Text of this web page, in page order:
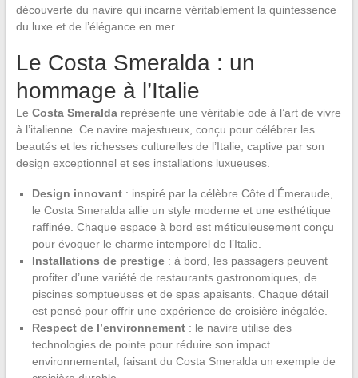
découverte du navire qui incarne véritablement la quintessence
du luxe et de l’élégance en mer.
Le Costa Smeralda : un
hommage à l’Italie
Le Costa Smeraldareprésente une véritable ode à l’art de vivre
à l’italienne. Ce navire majestueux, conçu pour célébrer les
beautés et les richesses culturelles de l’Italie, captive par son
design exceptionnel et ses installations luxueuses.
Design innovant: inspiré par la célèbre Côte d’Émeraude,
le Costa Smeralda allie un style moderne et une esthétique
raffinée. Chaque espace à bord est méticuleusement conçu
pour évoquer le charme intemporel de l’Italie.
Installations de prestige: à bord, les passagers peuvent
profiter d’une variété de restaurants gastronomiques, de
piscines somptueuses et de spas apaisants. Chaque détail
est pensé pour offrir une expérience de croisière inégalée.
Respect de l’environnement: le navire utilise des
technologies de pointe pour réduire son impact
environnemental, faisant du Costa Smeralda un exemple de